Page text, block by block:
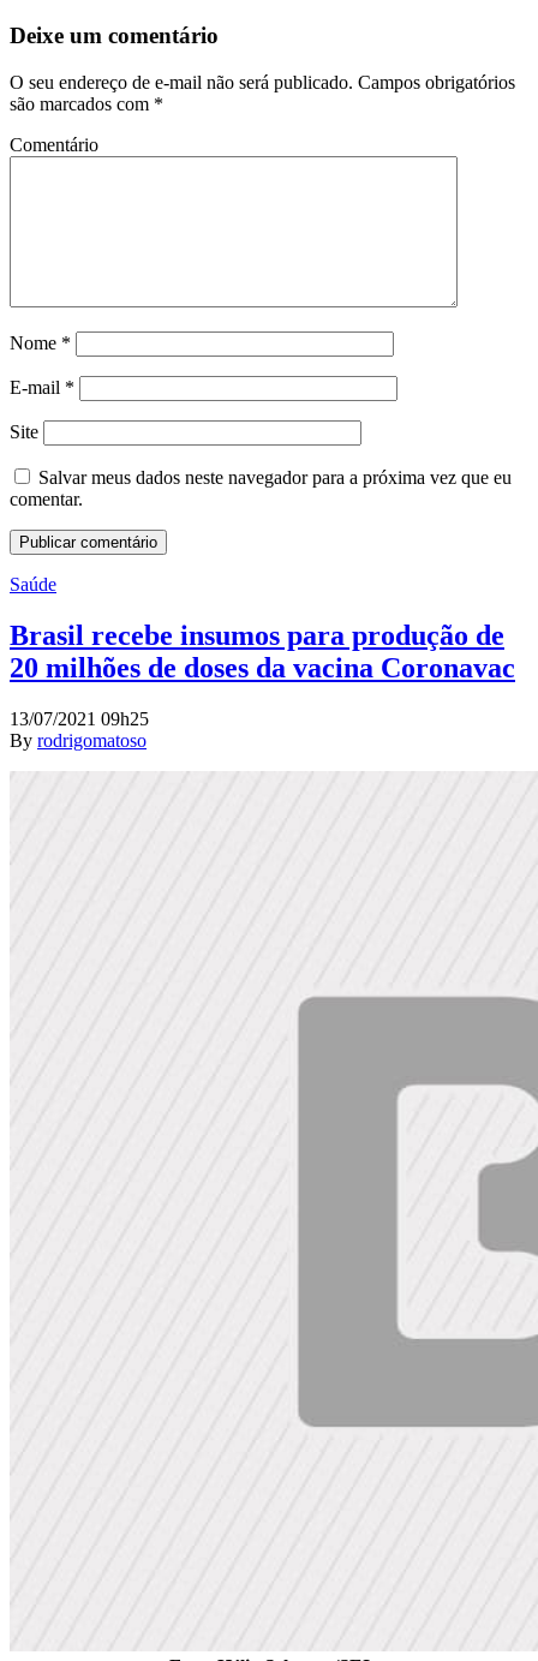
Deixe um comentário
O seu endereço de e-mail não será publicado. Campos obrigatórios
são marcados com *
Comentário
Nome *
E-mail *
Site
Salvar meus dados neste navegador para a próxima vez que eu
comentar.
Saúde
Brasil recebe insumos para produção de
20 milhões de doses da vacina Coronavac
13/07/2021 09h25
By rodrigomatoso